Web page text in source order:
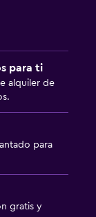
para ti
alquiler de
para
gratis y